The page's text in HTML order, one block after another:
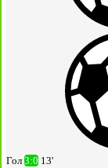
Гол 3:0 13'